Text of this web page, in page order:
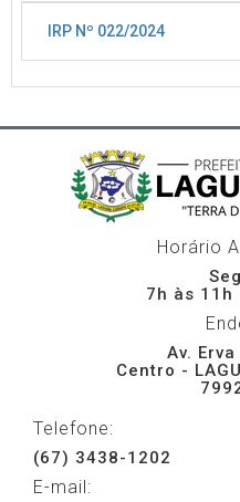
IRP Nº 022/2024
Horário
7h às 11h
Av.
Centro -
Telefone:
(67) 3438-1202
E-mail: